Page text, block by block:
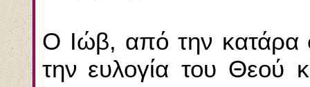
Ο Ιώβ, από την κατάρα
την ευλογία του Θεού